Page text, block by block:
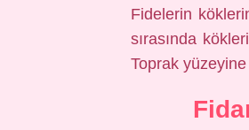
Fidelerin
sırasında
Toprak